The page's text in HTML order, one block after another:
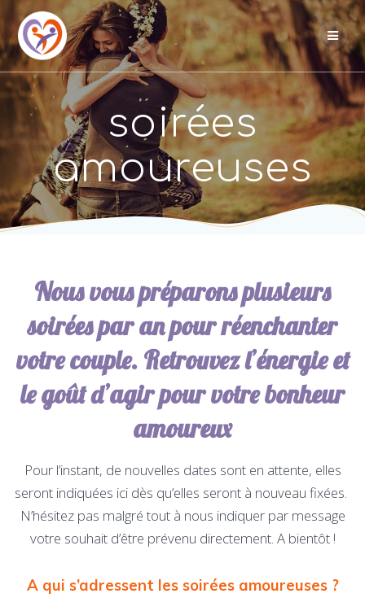
Skip
to
content
soirées
amoureuses
Nous vous préparons plusieurs
soirées par an pour réenchanter
votre couple. Retrouvez l’énergie et
le goût d’agir pour votre bonheur
amoureux
Pour l’instant, de nouvelles dates sont en attente, elles
seront indiquées ici dès qu’elles seront à nouveau fixées.
N’hésitez pas malgré tout à nous indiquer par message
votre souhait d’être prévenu directement. A bientôt !
A qui s’adressent les soirées amoureuses ?